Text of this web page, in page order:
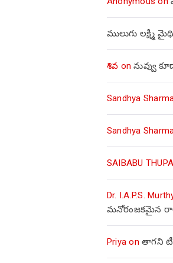
ములుగు లక్ష్మీ
శివ onనువ్వు
Sandhya
Sandhya
SAIBABU
Dr. I.A.P.S.
మనోరంజకమైన
Priya onతాగని టీ